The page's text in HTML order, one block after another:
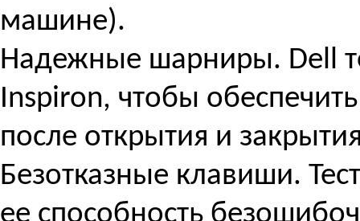
машине).
Надежные шарниры. Dell
Inspiron, чтобы
после открытия и
Безотказные клавиши.
ее способность